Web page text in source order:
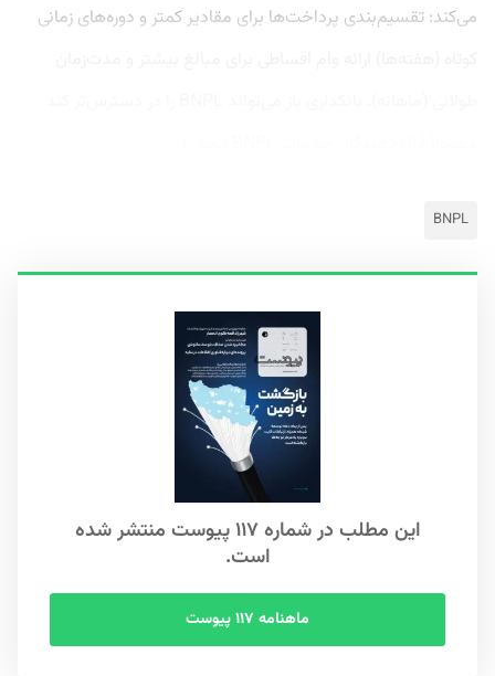
می‌کند: تقسیم‌بندی پرداخت‌ها برای مقادیر کمتر و دوره‌های زمانی
BNPL
این مطلب در شماره ۱۱۷ پیوست منتشر شده
است.
ماهنامه ۱۱۷ پیوست